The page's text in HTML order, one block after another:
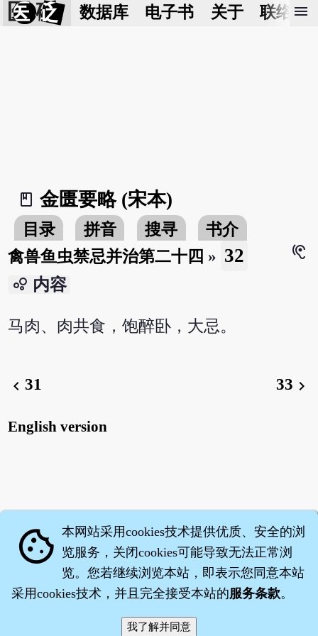
医 砭 数据库 电子书 关于 联络我
menu
book_2
金匮要略 (宋本)
目录 拼音 搜寻
书介
禽兽鱼虫禁忌并治第二十四 » 32
hearing
bubble_chart 内容
马肉、肉共食，饱醉卧，大忌。
chevron_left31 33 chevron_right
English version
·沈药子©2008～2026
cookie 本网站采用cookies技术提供优质、安全的浏
览服务，关闭cookies可能导致无法正常浏
览。您若继续浏览本站，即表示您同意本站
采用cookies技术，并且完全接受本站的服务条款。